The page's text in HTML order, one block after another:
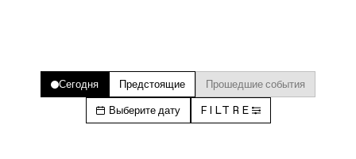
Сегодня Предстоящие Прошедшие события
Выберите дату FILTRE